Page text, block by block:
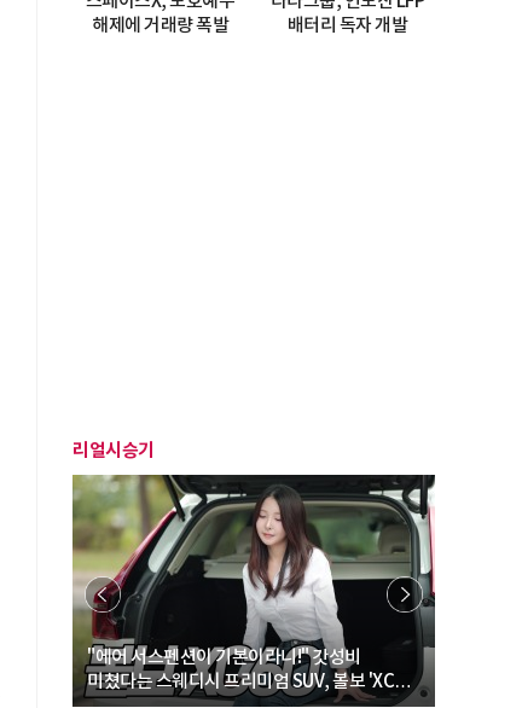
해제에 거래량 폭발
배터리 독자 개발
리얼시승기
"에어 서스펜션이 기본이라니!" 갓성비
미쳤다는 스웨디시 프리미엄 SUV, 볼보 'XC60